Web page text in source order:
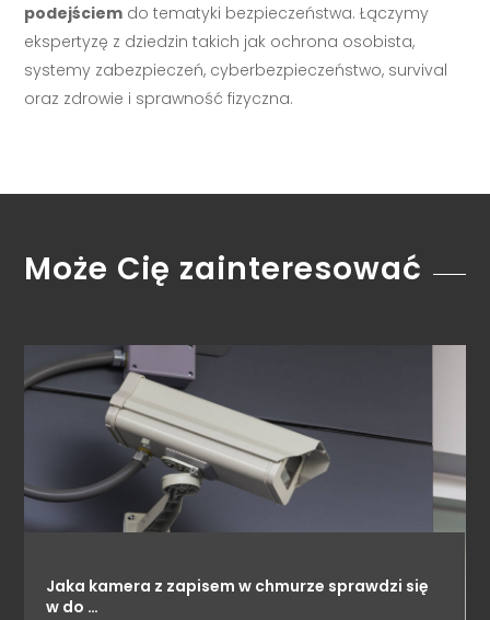
podejściem do tematyki bezpieczeństwa. Łączymy
ekspertyzę z dziedzin takich jak ochrona osobista,
systemy zabezpieczeń, cyberbezpieczeństwo, survival
oraz zdrowie i sprawność fizyczna.
Może Cię zainteresować
Jaka kamera z zapisem w chmurze sprawdzi się
w do …